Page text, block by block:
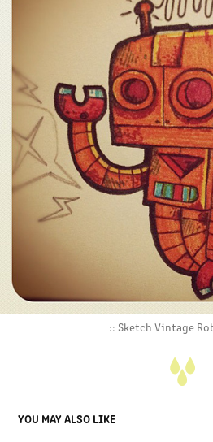
:: Sketch Vintage
YOU MAY ALSO LIKE